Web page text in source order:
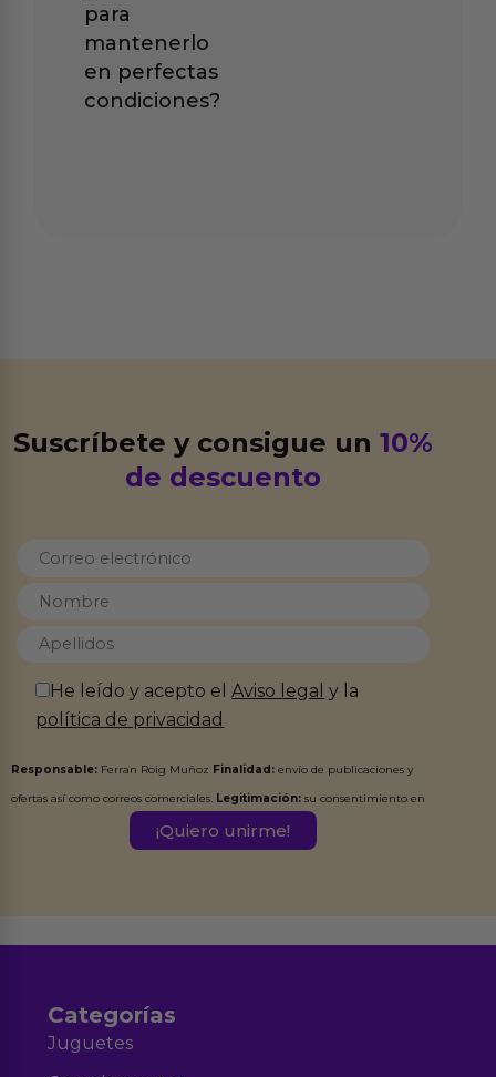
para
mantenerlo
en perfectas
condiciones?
Suscríbete y consigue un10%
de descuento
He leído y acepto elAviso legal y la
política de privacidad
Responsable: Ferran Roig Muñoz Finalidad: envío de publicaciones y
ofertas así como correos comerciales. Legitimación: su consentimiento en
Destinatarios:Ferran Roig Muñoz. Podrás ejercer tus
Categorías
Juguetes